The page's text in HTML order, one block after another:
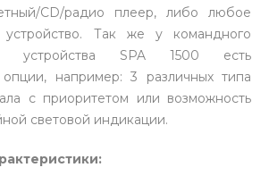
CD/радио плеер, либо любое
Так же у командного
устройства SPA 1500 есть
опции, например: 3 различных типа
с приоритетом или возможность
световой индикации.